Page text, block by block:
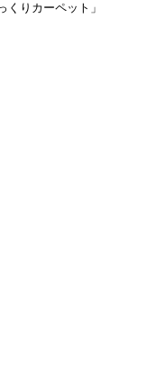
りカーペット」